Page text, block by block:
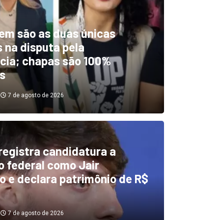
desvios de
emendas Pix
7 de agosto de 2026
são as duas únicas
na disputa pela
chapas são 100%
7 de agosto de 2026
candidatura a
federal como Jair
e declara patrimônio de R$
7 de agosto de 2026